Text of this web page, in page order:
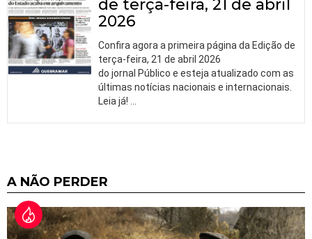
de terça-feira, 21 de abril
2026
Confira agora a primeira página da Edição de
terça-feira, 21 de abril 2026
do jornal Público e esteja atualizado com as
últimas notícias nacionais e internacionais.
Leia já!
A NÃO PERDER